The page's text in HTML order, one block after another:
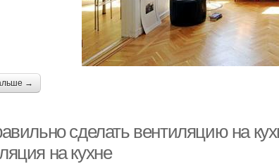
→
сделать вентиляцию на
на кухне